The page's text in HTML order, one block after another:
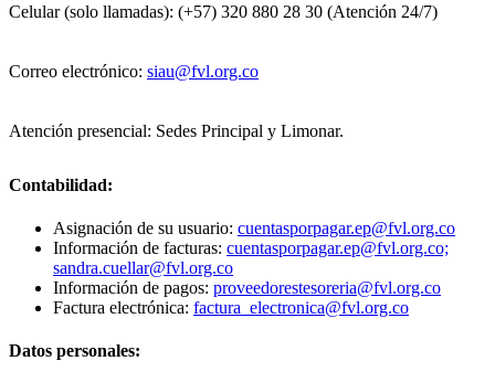
Celular (solo llamadas): (+57) 320 880 28 30 (Atención 24/7)
Correo electrónico: siau@fvl.org.co
Atención presencial: Sedes Principal y Limonar.
Contabilidad:
Asignación de su usuario: cuentasporpagar.ep@fvl.org.co
Información de facturas: cuentasporpagar.ep@fvl.org.co;
sandra.cuellar@fvl.org.co
Información de pagos: proveedorestesoreria@fvl.org.co
Factura electrónica: factura_electronica@fvl.org.co
Datos personales: